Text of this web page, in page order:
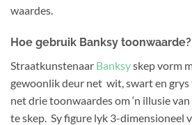
waardes.
Hoe gebruik Banksy toonwaarde?
Straatkunstenaar Banksyskep vorm
gewoonlik deur net wit, swart en
net drie toonwaardes om ‘n illusie
te skep. Sy figure lyk 3-dimensioneel